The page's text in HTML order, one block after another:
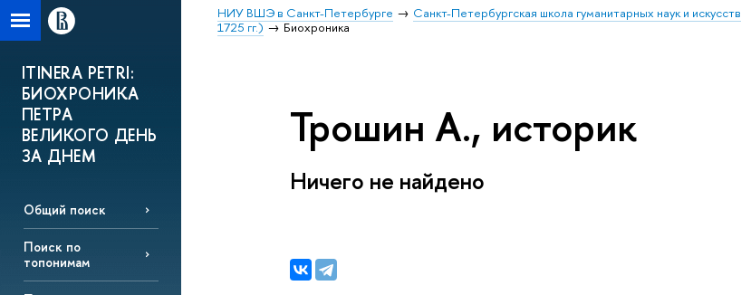
НИУ ВШЭ в Санкт-Петербурге Санкт-Петербургская школа гуманитарных наук и искусств
1725 гг.)
Биохроника
ITINERA PETRI:
БИОХРОНИКА
ПЕТРА
ВЕЛИКОГО ДЕНЬ
ЗА ДНЕМ
Общий поиск
Поиск по
топонимам
Трошин А., историк
Ничего не найдено